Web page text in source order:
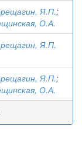
Я.П.;
О.А.
Я.П.
Я.П.;
О.А.